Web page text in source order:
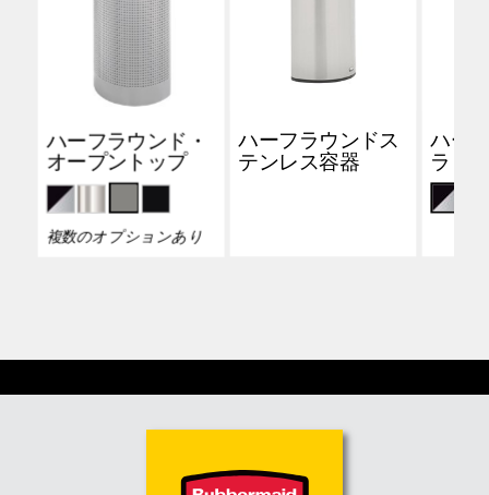
ハーフラウンド・
オープントップ
複数のオプションあり
ハーフラウンドス
テンレス容器
ハー
ラッ